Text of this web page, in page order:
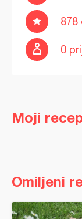
878
0
Moji
Omiljeni